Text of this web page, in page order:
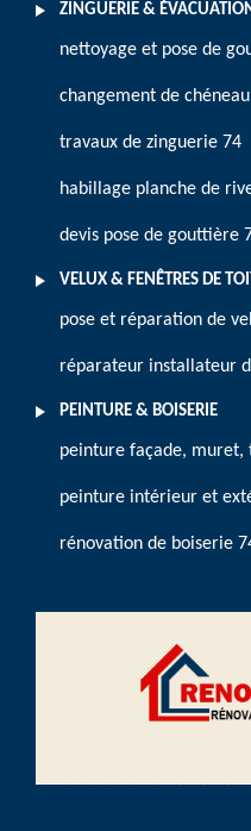
ZINGUERIE &
nettoyage et pose de
changement de
travaux de zinguerie 74
habillage planche de
devis pose de gouttière
VELUX & FENÊTRES DE
pose et réparation de
réparateur installateur
PEINTURE & BOISERIE
peinture façade,
peinture intérieur et
rénovation de boiserie